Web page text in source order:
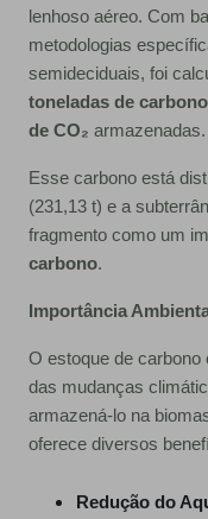
lenhoso aéreo. Com
metodologias
semideciduais, foi
toneladas de carbono
de CO₂ armazenadas.
Esse carbono está
(231,13 t) e a
fragmento como um
carbono.
Importância
O estoque de carbono
das mudanças
armazená-lo na
oferece diversos
Redução do